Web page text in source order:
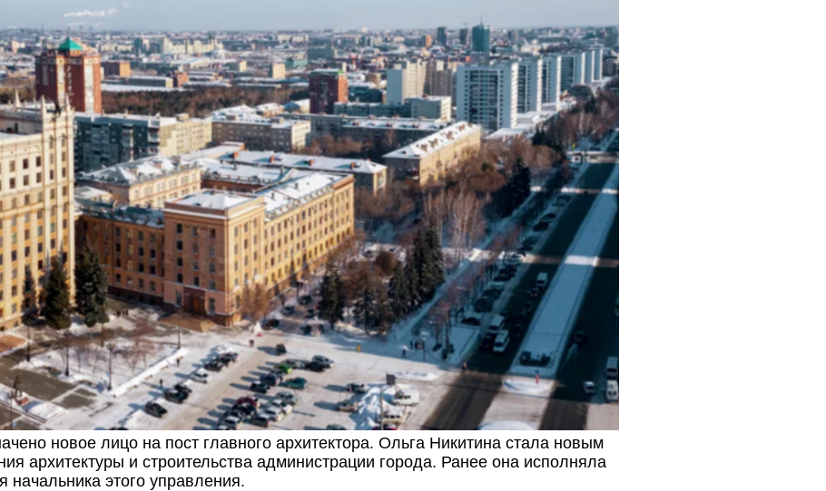
новое лицо на пост главного архитектора. Ольга Никитина стала новым
архитектуры и строительства администрации города. Ранее она исполняла
начальника этого управления.